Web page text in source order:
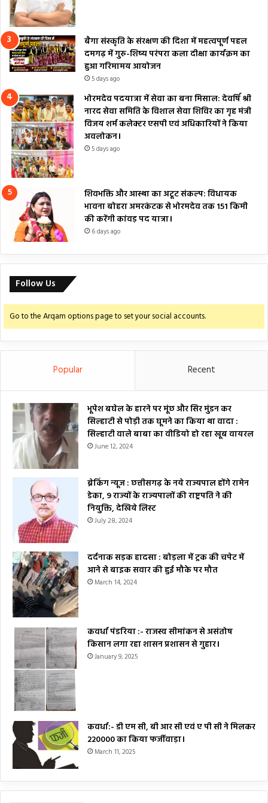
बैगा संस्कृति के संरक्षण की दिशा में महत्वपूर्ण पहल
दमगढ़ में गुरु-शिष्य परंपरा कला दीक्षा कार्यक्रम का
हुआ गरिमामय आयोजन
5 days ago
भोरमदेव पदयात्रा में सेवा का बना मिसाल: देवर्षि श्री
नारद सेवा समिति के विशाल सेवा शिविर का गृह मंत्री
विजय शर्म कलेक्टर एसपी एवं अधिकारियों ने किया
अवलोकन।
5 days ago
शिवभक्ति और आस्था का अटूट संकल्प: विधायक
भावना बोहरा अमरकंटक से भोरमदेव तक 151 किमी
की करेंगी कांवड़ पद यात्रा।
6 days ago
Follow Us
Go to the Arqam options page to set your social accounts.
Popular Recent
भूपेश बघेल के हारने पर मूंछ और सिर मुंडन कर
सिल्हाटी से पोड़ी तक घूमने का किया था वादा :
सिल्हाटी वाले बाबा का वीडियो हो रहा खूब वायरल
June 12, 2024
ब्रेकिंग न्यूज : छत्तीसगढ़ के नये राज्यपाल होंगे रामेन
डेका, 9 राज्यों के राज्यपालों की राष्ट्रपति ने की
नियुक्ति, देखिये लिस्ट
July 28, 2024
दर्दनाक सड़क हादसा : बोड़ला में ट्रक की चपेट में
आने से बाइक सवार की हुई मौके पर मौत
March 14, 2024
कवर्धा पंडरिया :- राजस्व सीमांकन से असंतोष
किसान लगा रहा शासन प्रशासन से गुहार।
January 9, 2025
कवर्धा:- डी एम सी, बी आर सी एवं ए पी सी ने मिलकर
₹220000 का किया फर्जीवाड़ा।
March 11, 2025